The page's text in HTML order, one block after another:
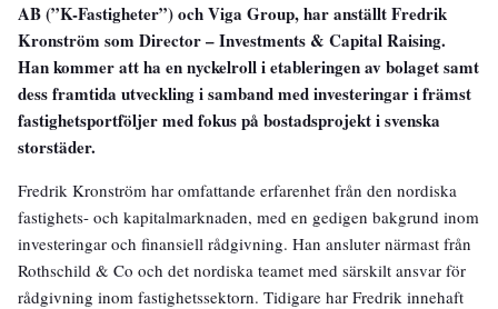
AB (”K-Fastigheter”) och Viga Group, har anställt Fredrik
Kronström som Director – Investments & Capital Raising.
Han kommer att ha en nyckelroll i etableringen av bolaget samt
dess framtida utveckling i samband med investeringar i främst
fastighetsportföljer med fokus på bostadsprojekt i svenska
storstäder.
Fredrik Kronström har omfattande erfarenhet från den nordiska
fastighets- och kapitalmarknaden, med en gedigen bakgrund inom
investeringar och finansiell rådgivning. Han ansluter närmast från
Rothschild & Co och det nordiska teamet med särskilt ansvar för
rådgivning inom fastighetssektorn. Tidigare har Fredrik innehaft